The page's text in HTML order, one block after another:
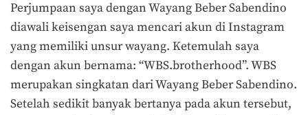
Perjumpaan saya dengan Wayang Beber Sabendino
diawali keisengan saya mencari akun di Instagram
yang memiliki unsur wayang. Ketemulah saya
dengan akun bernama: “WBS.brotherhood”. WBS
merupakan singkatan dari Wayang Beber Sabendino.
Setelah sedikit banyak bertanya pada akun tersebut,